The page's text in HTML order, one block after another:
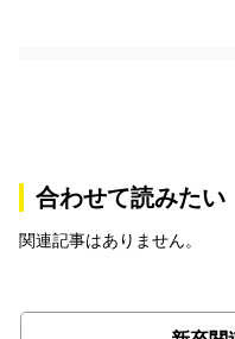
合わせて読みたい
関連記事はありません。